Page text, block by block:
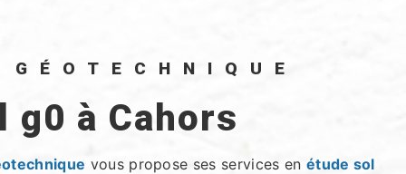
GÉOTECHNIQUE
g0 à Cahors
vous propose ses services en étude sol